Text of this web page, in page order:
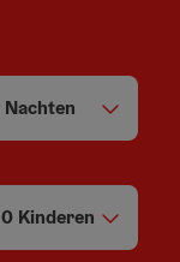
Nachten
0 Kinderen